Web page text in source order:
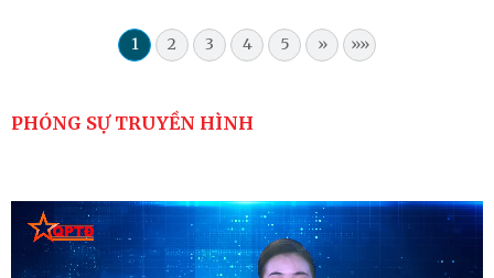
1 2 3 4 5 » »»
PHÓNG SỰ TRUYỀN HÌNH